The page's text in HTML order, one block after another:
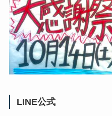
LINE公式